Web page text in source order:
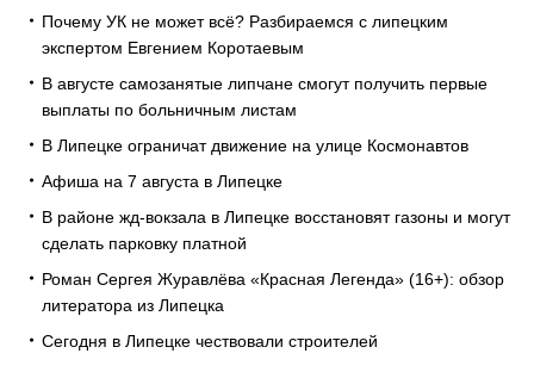
Почему УК не может всё? Разбираемся с липецким
экспертом Евгением Коротаевым
В августе самозанятые липчане смогут получить первые
выплаты по больничным листам
В Липецке ограничат движение на улице Космонавтов
Афиша на 7 августа в Липецке
В районе жд-вокзала в Липецке восстановят газоны и могут
сделать парковку платной
Роман Сергея Журавлёва «Красная Легенда» (16+): обзор
литератора из Липецка
Сегодня в Липецке чествовали строителей